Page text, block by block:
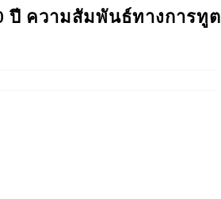
ปี ความสัมพันธ์ทางการทูต